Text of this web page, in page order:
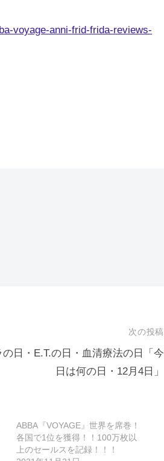
voyage-anni-frid-frida-reviews-
次の投稿
日・E.T.の日・血清療法の日「今
日は何の日・12月4日」
ABBA『VOYAGE』世界を席巻！
各国で1位を獲得！！100万枚以
上のセールスを記録！！！